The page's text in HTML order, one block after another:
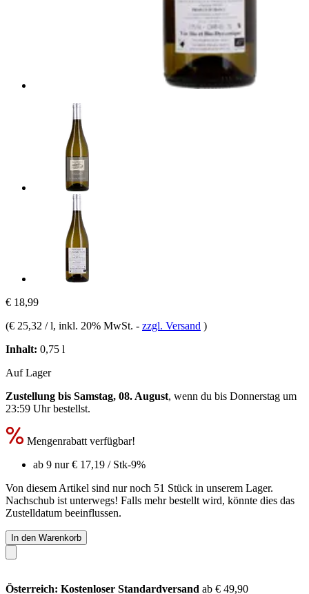
€ 18,99
(€ 25,32 / l, inkl. 20% MwSt. - zzgl. Versand )
Inhalt: 0,75 l
Auf Lager
Zustellung bis Samstag, 08. August, wenn du bis Donnerstag um
23:59 Uhrbestellst.
Mengenrabatt verfügbar!
ab 9 nur€ 17,19 / Stk-9%
Von diesem Artikel sind nur noch 51 Stück in unserem Lager.
Nachschub ist unterwegs! Falls mehr bestellt wird, könnte dies das
Zustelldatum beeinflussen.
In den Warenkorb
Österreich: Kostenloser Standardversand ab € 49,90